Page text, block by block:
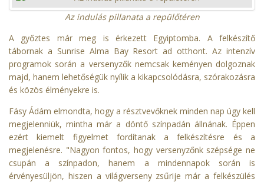
Az indulás pillanata a repülőtéren
A győztes már meg is érkezett Egyiptomba. A felkészítő
tábornak a Sunrise Alma Bay Resort ad otthont. Az intenzív
programok során a versenyzők nemcsak keményen dolgoznak
majd, hanem lehetőségük nyílik a kikapcsolódásra, szórakozásra
és közös élményekre is.
Fásy Ádám elmondta, hogy a résztvevőknek minden nap úgy kell
megjelenniük, mintha már a döntő színpadán állnának. Éppen
ezért kiemelt figyelmet fordítanak a felkészítésre és a
megjelenésre. "Nagyon fontos, hogy versenyzőnk szépsége ne
csupán a színpadon, hanem a mindennapok során is
érvényesüljön, hiszen a világverseny zsűrije már a felkészülés